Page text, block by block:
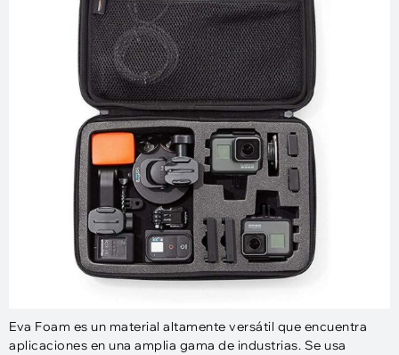
Eva Foam es un material altamente versátil que encuentra
aplicaciones en una amplia gama de industrias. Se usa